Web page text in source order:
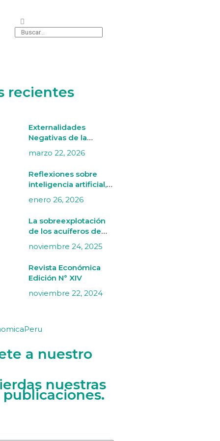
recientes
Externalidades
Negativas de la
Minería Aurífera
Informal en Madre de
Dios
marzo 22, 2026
Reflexiones sobre
inteligencia artificial,
mercado laboral y
artes
enero 26, 2026
La sobreexplotación
de los acuíferos de
Villacurí (Ica) bajo una
perspectiva de
noviembre 24, 2025
Revista Económica
Edición N° XIV
noviembre 22, 2024
a nuestro
nuestras